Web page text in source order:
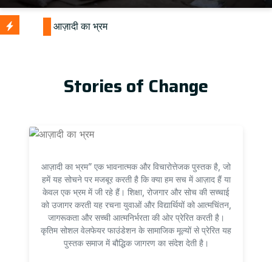
Stories of Change
आज़ादी का भ्रम” एक भावनात्मक और विचारोत्तेजक पुस्तक है, जो
हमें यह सोचने पर मजबूर करती है कि क्या हम सच में आज़ाद हैं या
केवल एक भ्रम में जी रहे हैं। शिक्षा, रोजगार और सोच की सच्चाई
को उजागर करती यह रचना युवाओं और विद्यार्थियों को आत्मचिंतन,
जागरूकता और सच्ची आत्मनिर्भरता की ओर प्रेरित करती है।
कृतिम सोशल वेलफेयर फाउंडेशन के सामाजिक मूल्यों से प्रेरित यह
पुस्तक समाज में बौद्धिक जागरण का संदेश देती है।